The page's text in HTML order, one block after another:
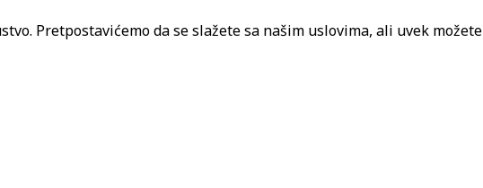
Pretpostavićemo da se slažete sa našim uslovima, ali uvek